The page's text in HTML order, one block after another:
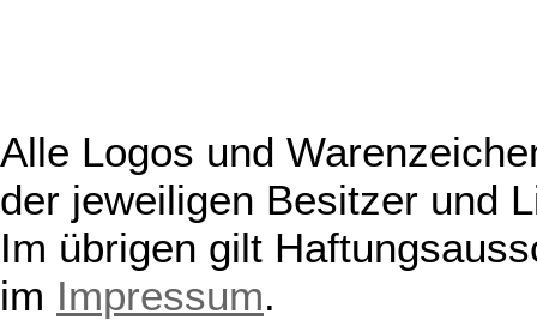
Alle Logos und
der jeweiligen Besitzer und
Im übrigen gilt
im Impressum.